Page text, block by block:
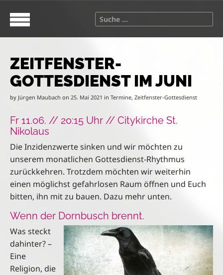
n
p
e
a
c
h
f
o
:
ZEITFENSTER-
GOTTESDIENST IM JUNI
by Jürgen Maubach on 25. Mai 2021 in Termine, Zeitfenster-Gottesdienst
Fr 11.06. // 20:15 Uhr // Citykirche St.
Nikolaus
Die Inzidenzwerte sinken und wir möchten zu
unserem monatlichen Gottesdienst-Rhythmus
zurückkehren. Trotzdem möchten wir weiterhin
einen möglichst gefahrlosen Raum öffnen und Euch
bitten, ihn mit zu bauen. Dazu mehr unten.
Wenn der Dornbusch brennt.
Was steckt
dahinter? –
Eine
Religion, die